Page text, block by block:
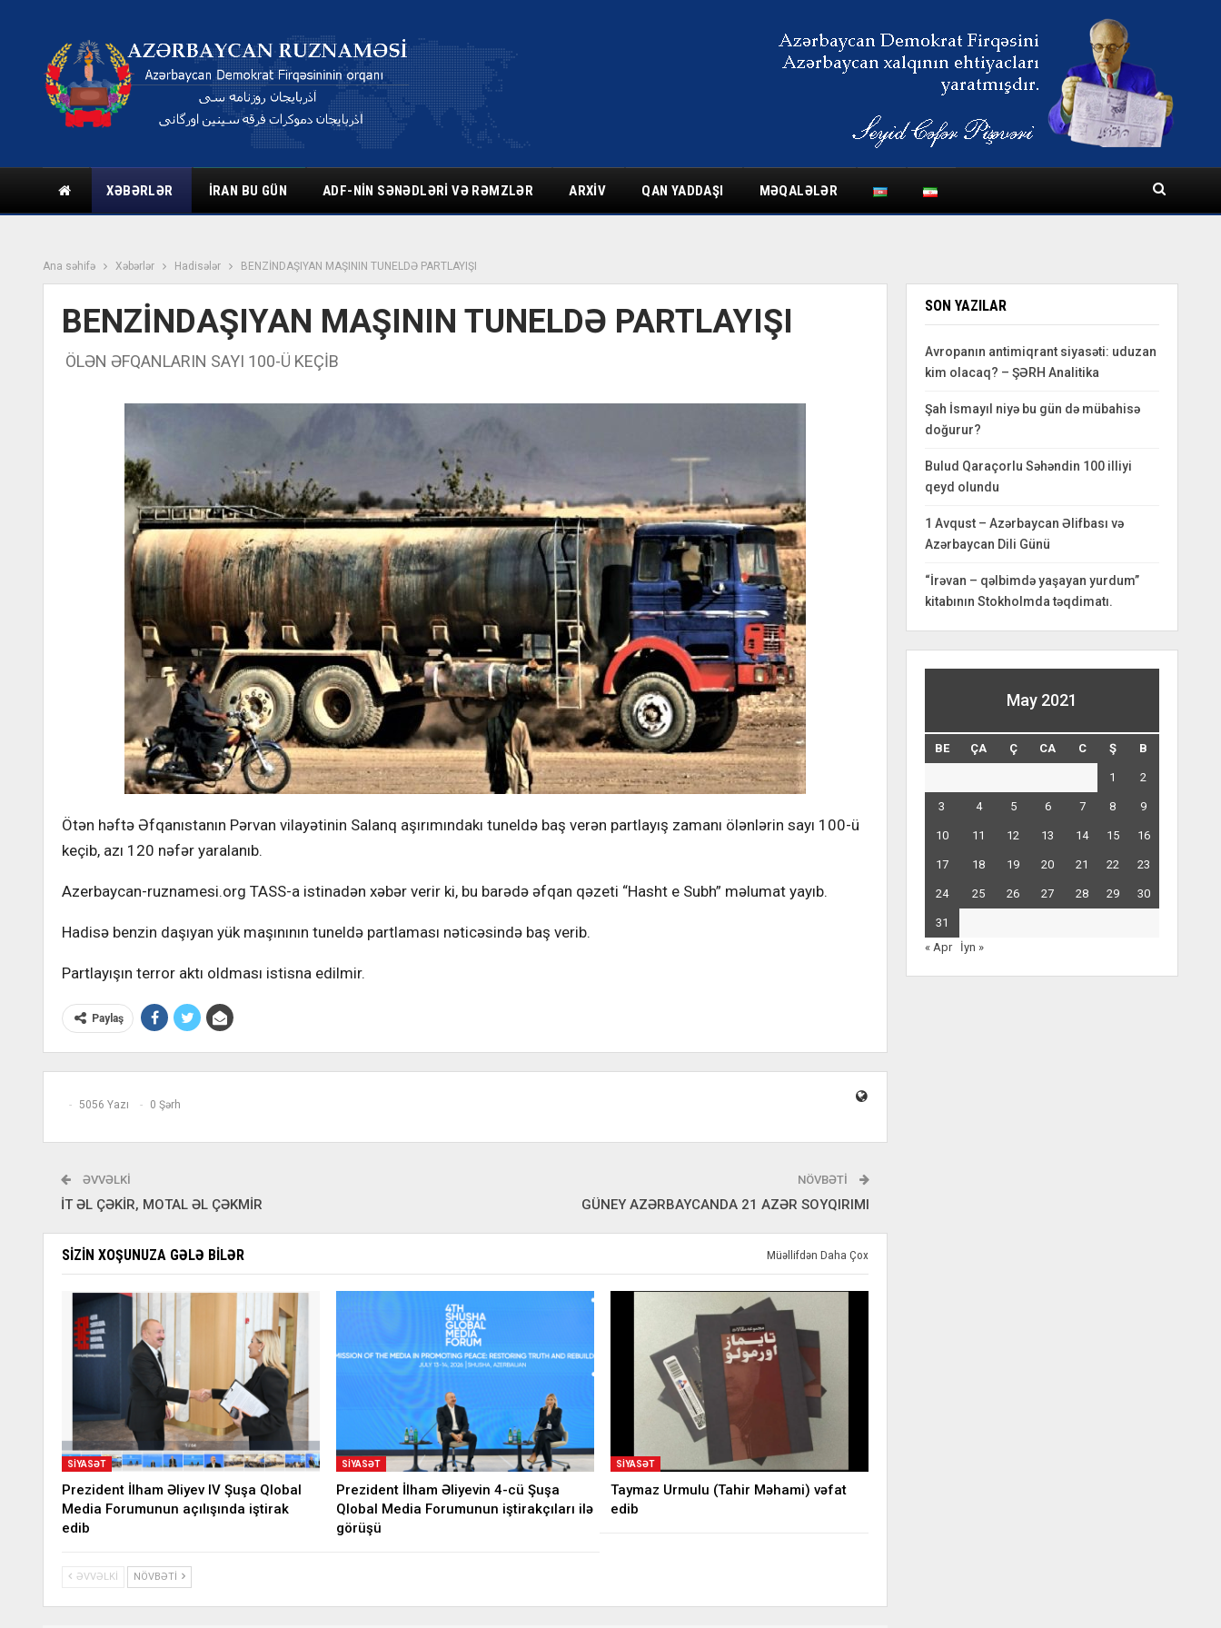
XƏBƏRLƏR İRAN BU GÜN ADF-NIN SƏNƏDLƏRI VƏ RƏMZLƏR ARXIV QAN YADDAŞI MƏQALƏLƏR
Ana səhifə Xəbərlər Hadisələr BENZİNDAŞIYAN MAŞININ TUNELDƏ PARTLAYIŞI
BENZİNDAŞIYAN MAŞININ TUNELDƏ PARTLAYIŞI
ÖLƏN ƏFQANLARIN SAYI 100-Ü KEÇİB
Ötən həftə Əfqanıstanın Pərvan vilayətinin Salanq aşırımındakı tuneldə baş verən partlayış zamanı ölənlərin sayı 100-ü
keçib, azı 120 nəfər yaralanıb.
Azerbaycan-ruznamesi.org TASS-a istinadən xəbər verir ki, bu barədə əfqan qəzeti “Hasht e Subh” məlumat yayıb.
Hadisə benzin daşıyan yük maşınının tuneldə partlaması nəticəsində baş verib.
Partlayışın terror aktı oldması istisna edilmir.
Paylaş
5056 Yazı 0 Şərh
ƏVVƏLKI
İT ƏL ÇƏKİR, MOTAL ƏL ÇƏKMİR
NÖVBƏTI
GÜNEY AZƏRBAYCANDA 21 AZƏR SOYQIRIMI
SIZIN XOŞUNUZA GƏLƏ BILƏR Müəllifdən Daha Çox
SIYASƏT
Prezident İlham Əliyev IV Şuşa Qlobal
Media Forumunun açılışında iştirak
edib
SIYASƏT
Prezident İlham Əliyevin 4-cü Şuşa
Qlobal Media Forumunun iştirakçıları ilə
görüşü
SIYASƏT
Taymaz Urmulu (Tahir Məhami) vəfat
edib
ƏVVƏLKI NÖVBƏTI
SON YAZILAR
Avropanın antimiqrant siyasəti: uduzan
kim olacaq? – ŞƏRH Analitika
Şah İsmayıl niyə bu gün də mübahisə
doğurur?
Bulud Qaraçorlu Səhəndin 100 illiyi
qeyd olundu
1 Avqust – Azərbaycan Əlifbası və
Azərbaycan Dili Günü
“İrəvan – qəlbimdə yaşayan yurdum”
kitabının Stokholmda təqdimatı.
May 2021
BE ÇA Ç CA C Ş B
1 2
3 4 5 6 7 8 9
10 11 12 13 14 15 16
17 18 19 20 21 22 23
24 25 26 27 28 29 30
31
« Apr
İyn »